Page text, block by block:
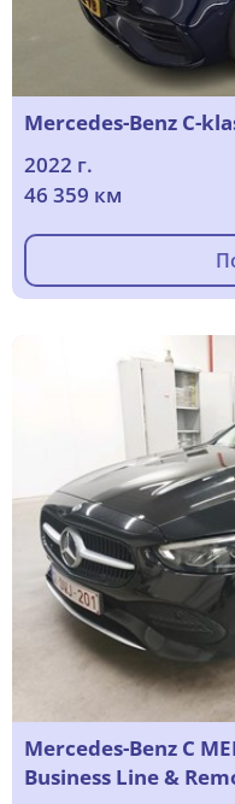
Mercedes-Benz C-
2022 г.
46 359 км
Mercedes-Benz C
Business Line &